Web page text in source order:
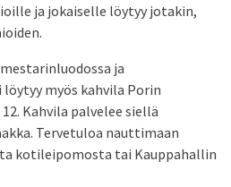
ja jokaiselle löytyy jotakin,
ja
myös kahvila Porin
Kahvila palvelee siellä
Tervetuloa nauttimaan
kotileipomosta tai Kauppahallin